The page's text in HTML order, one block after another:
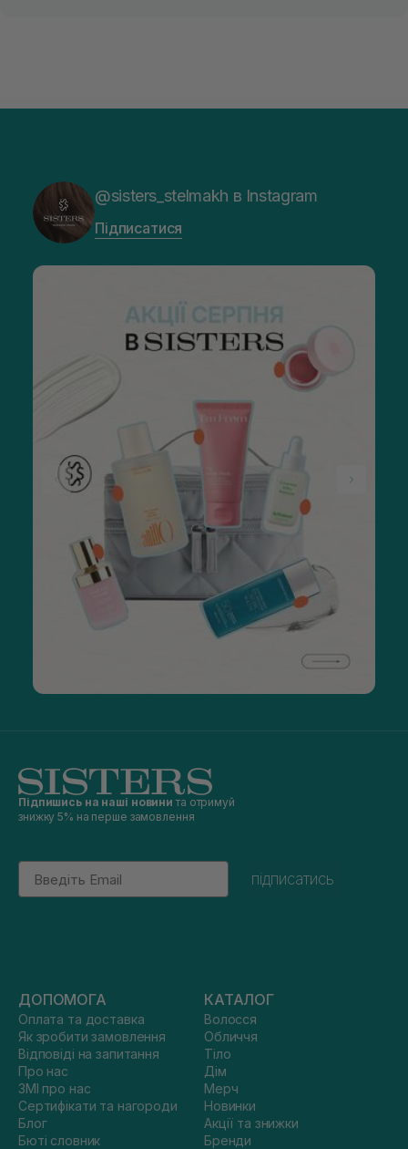
@sisters_stelmakh в Instagram
Підписатися
Підпишись на наші новини та отримуй
знижку 5% на перше замовлення
Email
підписатись
ДОПОМОГА
Оплата та доставка
Як зробити замовлення
Відповіді на запитання
Про нас
ЗМІ про нас
Сертифікати та нагороди
Блог
Бюті словник
КАТАЛОГ
Волосся
Обличчя
Тіло
Дім
Мерч
Новинки
Акції та знижки
Бренди